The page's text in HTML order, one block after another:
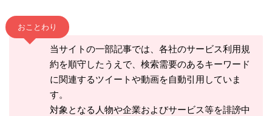
おことわり
当サイトの一部記事では、各社のサービス利用規
約を順守したうえで、検索需要のあるキーワード
に関連するツイートや動画を自動引用していま
す。
対象となる人物や企業およびサービス等を誹謗中